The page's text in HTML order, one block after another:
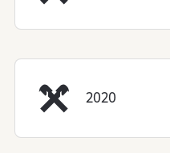
2020